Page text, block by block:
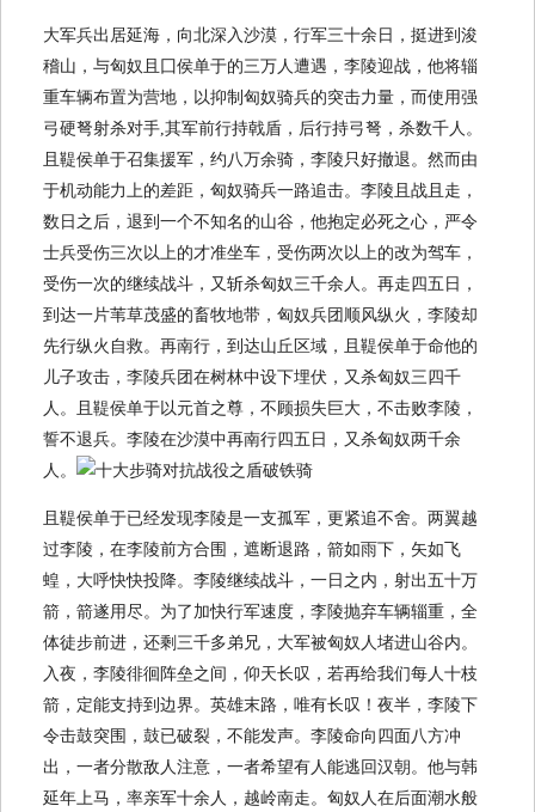
大军兵出居延海，向北深入沙漠，行军三十余日，挺进到浚
稽山，与匈奴且囗侯单于的三万人遭遇，李陵迎战，他将辎
重车辆布置为营地，以抑制匈奴骑兵的突击力量，而使用强
弓硬弩射杀对手,其军前行持戟盾，后行持弓弩，杀数千人。
且鞮侯单于召集援军，约八万余骑，李陵只好撤退。然而由
于机动能力上的差距，匈奴骑兵一路追击。李陵且战且走，
数日之后，退到一个不知名的山谷，他抱定必死之心，严令
士兵受伤三次以上的才准坐车，受伤两次以上的改为驾车，
受伤一次的继续战斗，又斩杀匈奴三千余人。再走四五日，
到达一片苇草茂盛的畜牧地带，匈奴兵团顺风纵火，李陵却
先行纵火自救。再南行，到达山丘区域，且鞮侯单于命他的
儿子攻击，李陵兵团在树林中设下埋伏，又杀匈奴三四千
人。且鞮侯单于以元首之尊，不顾损失巨大，不击败李陵，
誓不退兵。李陵在沙漠中再南行四五日，又杀匈奴两千余
人。
且鞮侯单于已经发现李陵是一支孤军，更紧追不舍。两翼越
过李陵，在李陵前方合围，遮断退路，箭如雨下，矢如飞
蝗，大呼快快投降。李陵继续战斗，一日之内，射出五十万
箭，箭遂用尽。为了加快行军速度，李陵抛弃车辆辎重，全
体徒步前进，还剩三千多弟兄，大军被匈奴人堵进山谷内。
入夜，李陵徘徊阵垒之间，仰天长叹，若再给我们每人十枝
箭，定能支持到边界。英雄末路，唯有长叹！夜半，李陵下
令击鼓突围，鼓已破裂，不能发声。李陵命向四面八方冲
出，一者分散敌人注意，一者希望有人能逃回汉朝。他与韩
延年上马，率亲军十余人，越岭南走。匈奴人在后面潮水般